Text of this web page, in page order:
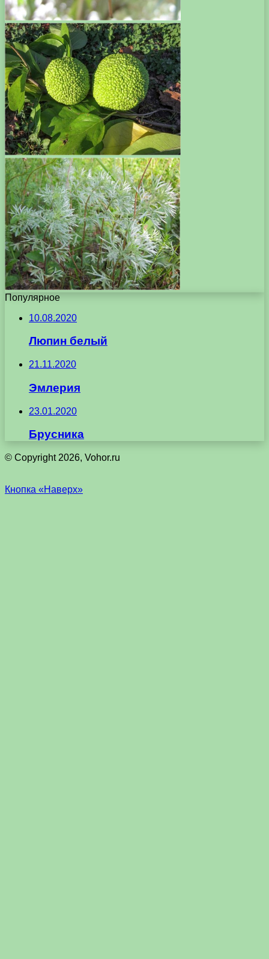
Популярное
10.08.2020
Люпин белый
21.11.2020
Эмлерия
23.01.2020
Брусника
© Copyright 2026, Vohor.ru
Кнопка «Наверх»